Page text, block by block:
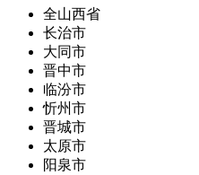
全山西省
长治市
大同市
晋中市
临汾市
忻州市
晋城市
太原市
阳泉市